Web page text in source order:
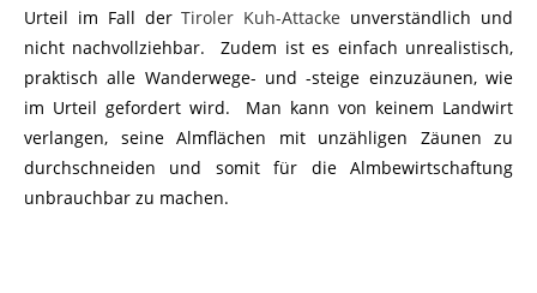
Urteil im Fall derTiroler Kuh-Attacke unverständlich und
nicht nachvollziehbar. Zudem ist es einfach unrealistisch,
praktisch alle Wanderwege- und -steige einzuzäunen, wie
im Urteil gefordert wird. Man kann von keinem Landwirt
verlangen, seine Almflächen mit unzähligen Zäunen zu
durchschneiden und somit für die Almbewirtschaftung
unbrauchbar zu machen.